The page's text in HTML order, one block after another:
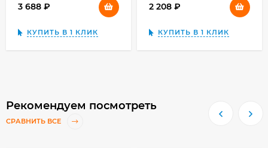
3 688
КУПИТЬ В 1 КЛИК
2 208
КУПИТЬ В 1 КЛИК
Рекомендуем посмотреть
СРАВНИТЬ ВСЕ